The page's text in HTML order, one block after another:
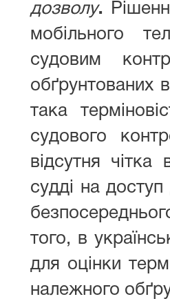
дозволу.
мобільного
судовим
обґрунтованих
така
судового
відсутня
судді на
того, в
для оцінки
належного